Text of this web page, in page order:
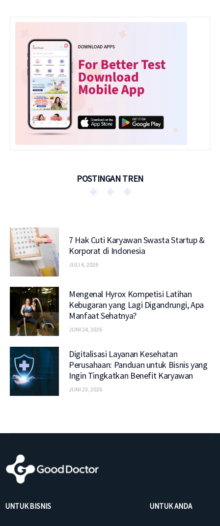
POSTINGAN TREN
7 Hak Cuti Karyawan Swasta Startup &
Korporat di Indonesia
JULI 6, 2026
Mengenal Hyrox Kompetisi Latihan
Kebugaran yang Lagi Digandrungi, Apa
Manfaat Sehatnya?
JUNI 24, 2026
Digitalisasi Layanan Kesehatan
Perusahaan: Panduan untuk Bisnis yang
Ingin Tingkatkan Benefit Karyawan
JUNI 23, 2026
UNTUK BISNIS UNTUK ANDA